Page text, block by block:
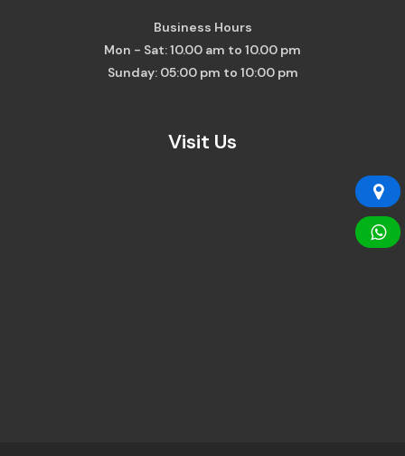
Business Hours
Mon - Sat: 10.00 am to 10.00 pm
Sunday: 05:00 pm to 10:00 pm
Visit Us